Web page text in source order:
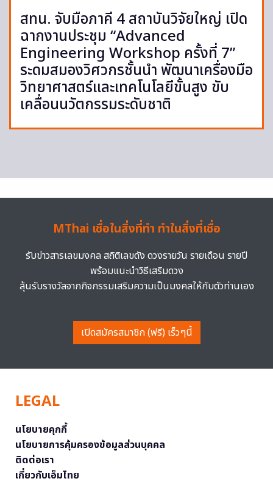
สทน. จับมือภาคี 4 สถาบันวิจัยใหญ่ เปิด
ฉากงานประชุม “Advanced
Engineering Workshop ครั้งที่ 7”
ระดมสมองวิศวกรชั้นนำ พัฒนาเครื่องมือ
วิทยาศาสตร์และเทคโนโลยีขั้นสูง ขับ
เคลื่อนนวัตกรรมระดับชาติ
MThai เชื่อในสิ่งที่ทำ ทำในสิ่งที่เชื่อ
รับข่าวสารเลขมงคล สถิติเลขดัง ดวงรายวัน รายเดือน รายปี
พร้อมแนะนำวิธีเสริมดวง
ลุ้นรับรางวัลจากกิจกรรมเสริมความเป็นมงคลให้กับตัวท่านเอง
เปิดสมัครสมาชิก (ฟรี) เร็วๆนี้
LEGAL
นโยบายคุกกี้
นโยบายการคุ้มครองข้อมูลส่วนบุคคล
ติดต่อเรา
เกี่ยวกับเอ็มไทย